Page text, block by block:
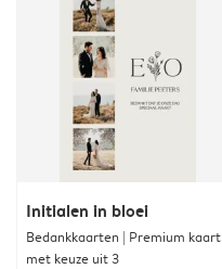
Initialen in bloei
Bedankkaarten | Premium kaart
met keuze uit 3